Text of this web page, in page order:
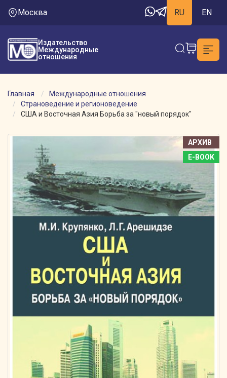
Москва RU EN
Издательство
Международные
отношения
Главная
Международные отношения
Страноведение и регионоведение
США и Восточная Азия Борьба за "новый порядок"
АРХИВ
E-BOOK